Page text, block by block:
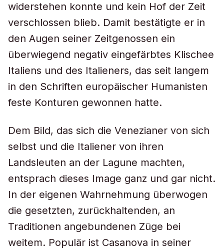
widerstehen konnte und kein Hof der Zeit
verschlossen blieb. Damit bestätigte er in
den Augen seiner Zeitgenossen ein
überwiegend negativ eingefärbtes Klischee
Italiens und des Italieners, das seit langem
in den Schriften europäischer Humanisten
feste Konturen gewonnen hatte.
Dem Bild, das sich die Venezianer von sich
selbst und die Italiener von ihren
Landsleuten an der Lagune machten,
entsprach dieses Image ganz und gar nicht.
In der eigenen Wahrnehmung überwogen
die gesetzten, zurückhaltenden, an
Traditionen angebundenen Züge bei
weitem. Populär ist Casanova in seiner